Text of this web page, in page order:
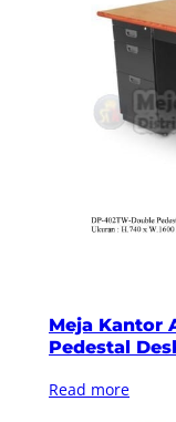
Meja Kantor
Pedestal
Read more